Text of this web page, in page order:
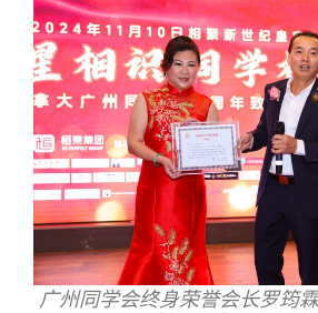
广州同学会终身荣誉会长罗筠